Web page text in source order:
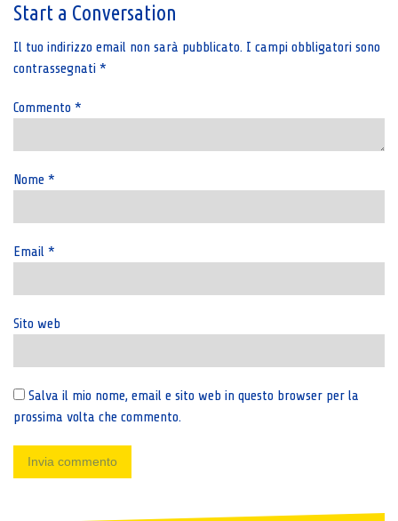
Start a Conversation
Il tuo indirizzo email non sarà pubblicato. I campi obbligatori sono
contrassegnati *
Commento *
Nome *
Email *
Sito web
Salva il mio nome, email e sito web in questo browser per la
prossima volta che commento.